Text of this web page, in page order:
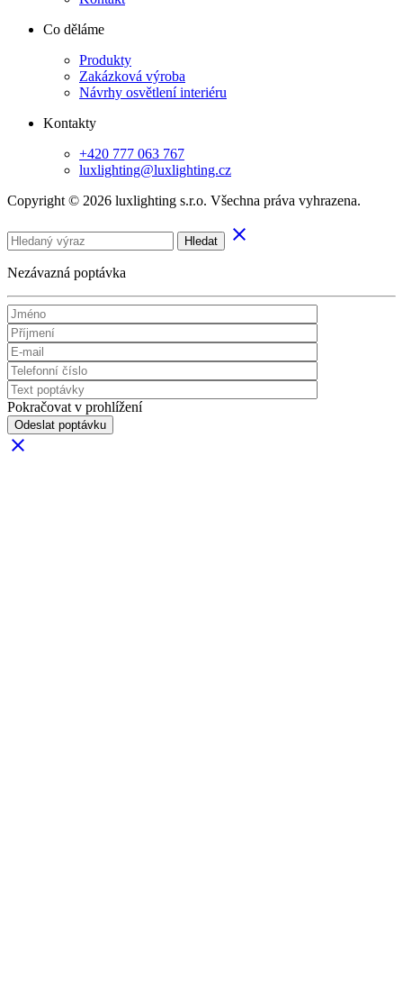
Co děláme
Produkty
Zakázková výroba
Návrhy osvětlení interiéru
Kontakty
+420 777 063 767
luxlighting@luxlighting.cz
Copyright © 2026 luxlighting s.r.o. Všechna práva vyhrazena.
Hledat clear
Nezávazná poptávka
Pokračovat v prohlížení
Odeslat poptávku
clear